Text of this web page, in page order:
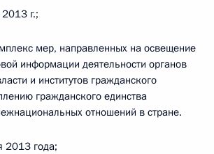
г.;
мер, направленных на освещение
информации деятельности органов
и институтов гражданского
гражданского единства
отношений в стране.
2013 года;